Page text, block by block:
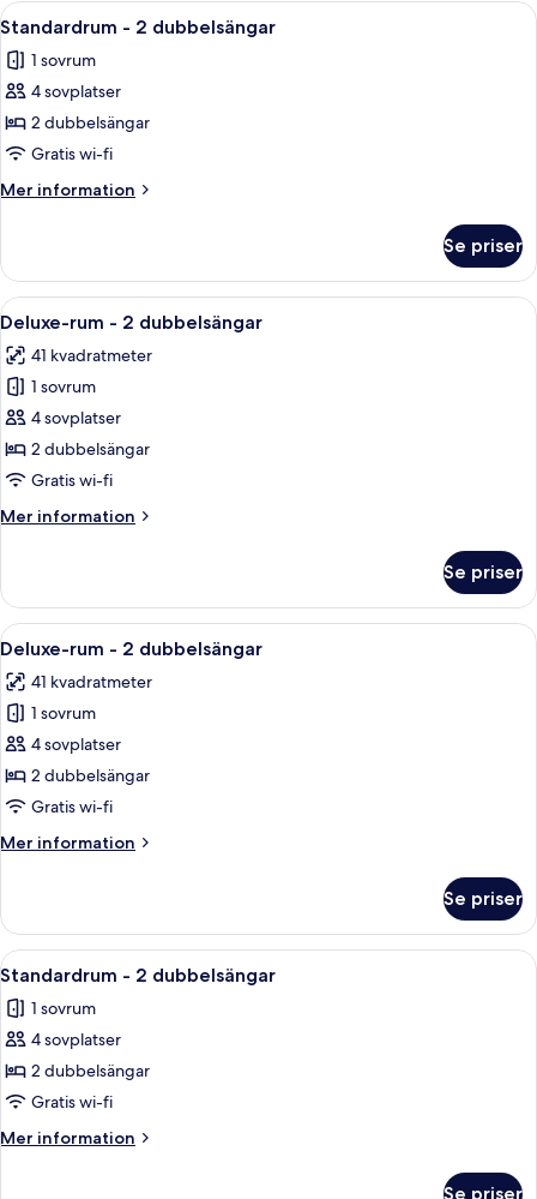
Double
Öppna
alla
foton
för
Standardrum
-
2
dubbelsängar
Ett hotellrum med ett skrivbord, två
5
Standardrum - 2 dubbelsängar
1 sovrum
4 sovplatser
2 dubbelsängar
Gratis wi-fi
Mer information
Mer
-
dubbelsängar
Se priser
Öppna
alla
foton
för
Deluxe-
rum
-
dubbelsängar
Ett hotellrum med ett skrivbord, två
5
Deluxe-rum - 2 dubbelsängar
41 kvadratmeter
1 sovrum
4 sovplatser
2 dubbelsängar
Gratis wi-fi
Mer information
Mer
rum
2
Se priser
Öppna
alla
foton
för
Deluxe-
rum
-
dubbelsängar
Ett hotellrum med en stor säng, en
6
Deluxe-rum - 2 dubbelsängar
41 kvadratmeter
1 sovrum
4 sovplatser
2 dubbelsängar
Gratis wi-fi
Mer information
Mer
rum
2
Se priser
Öppna
alla
foton
för
Standardrum
-
2
dubbelsängar
Ett hotellrum med ett skrivbord, två
5
Standardrum - 2 dubbelsängar
1 sovrum
4 sovplatser
2 dubbelsängar
Gratis wi-fi
Mer information
Mer
Se priser